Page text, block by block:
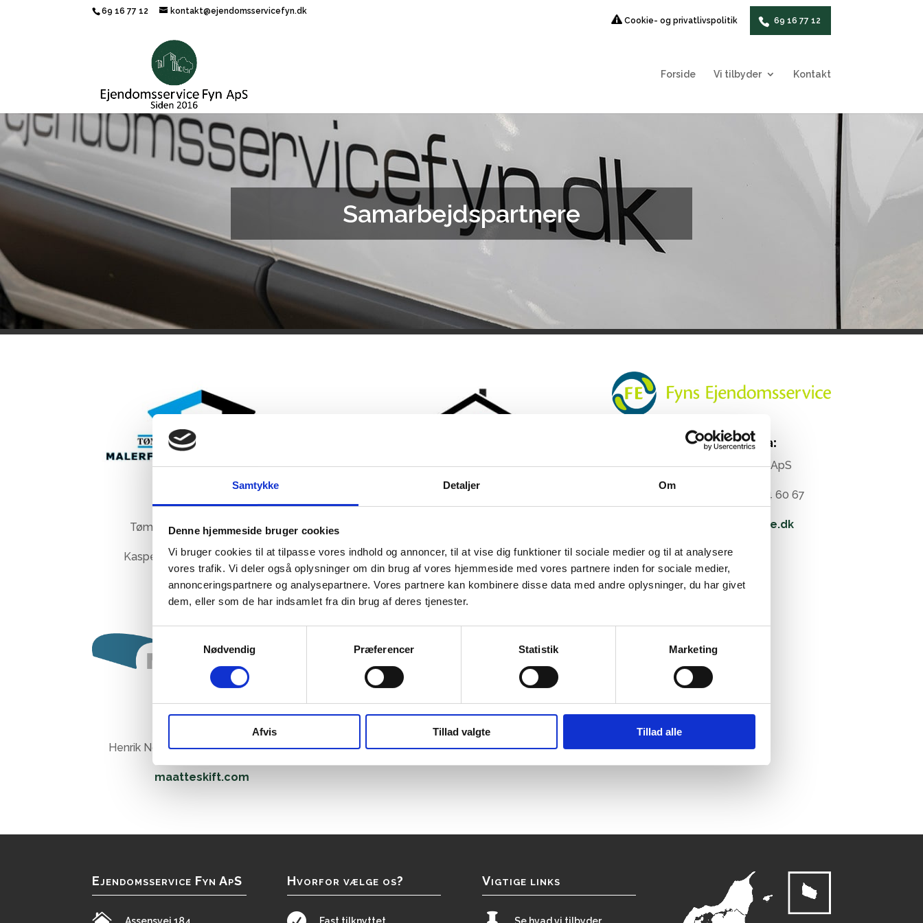
Samtykke Detaljer Om
Denne hjemmeside bruger cookies
Vi bruger cookies til at tilpasse vores indhold og annoncer, til at vise dig funktioner til sociale medier og til at analysere
vores trafik. Vi deler også oplysninger om din brug af vores hjemmeside med vores partnere inden for sociale medier,
annonceringspartnere og analysepartnere. Vores partnere kan kombinere disse data med andre oplysninger, du har givet
dem, eller som de har indsamlet fra din brug af deres tjenester.
Nødvendig
Præferencer Statistik Marketing
Afvis Tillad valgte Tillad alle
69 16 77 12
kontakt@ejendomsservicefyn.dk
Cookie- og privatlivspolitik
69 16 77 12
Forside Vi tilbyder Kontakt
Samarbejdspartnere
Malerfirma:
Tømmerholt & Højmark ApS
Kasper Tømmerholt 28515550
Th-maler.dk
Ejendoms Rådgivning:
Michael Rendboe 42160082
Rendboe.nu
Rengøringsfirma:
Fyns Ejendomsservice ApS
Tony Møller Hansen 24 44 60 67
Fyns-ejendomsservice.dk
Måtteskift.com
Henrik Noell Ladefoged 25 70 21 00
maatteskift.com
Ejendomsservice Fyn ApS Hvorfor vælge os? Vigtige links